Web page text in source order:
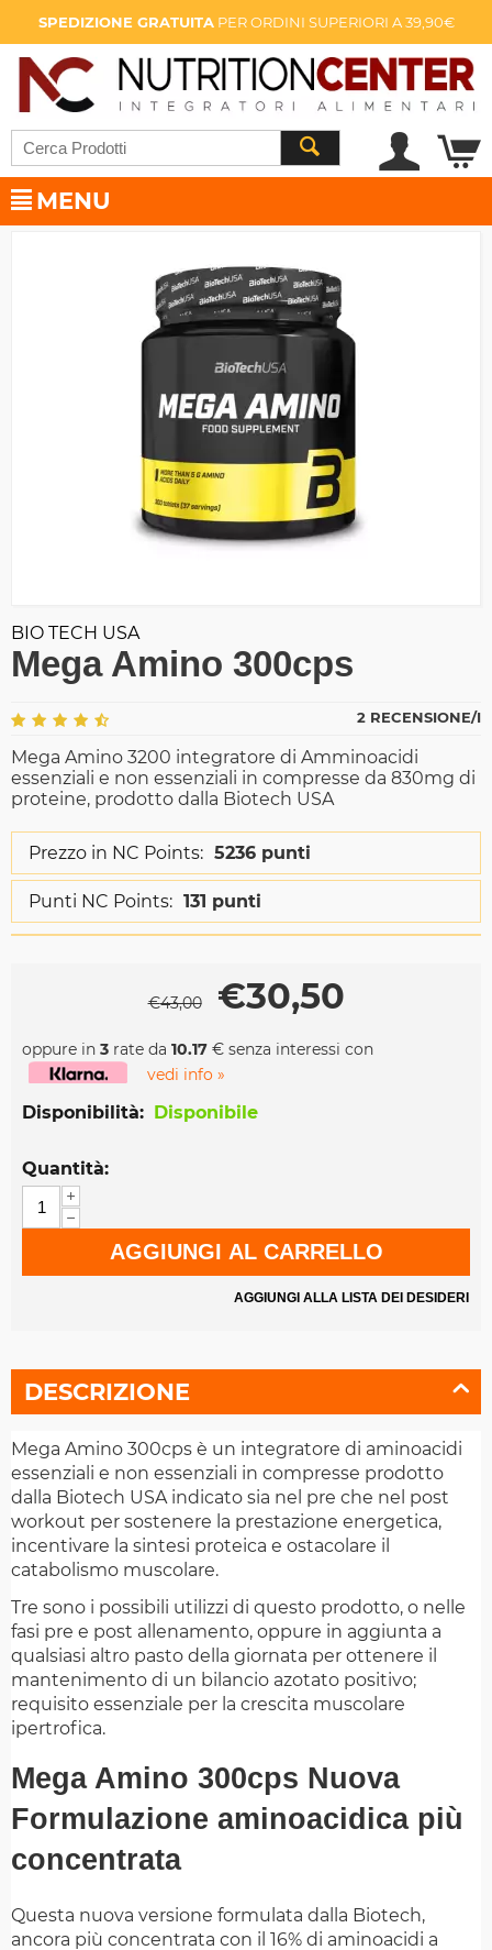
SPEDIZIONE GRATUITAPER ORDINI SUPERIORI A 39,90€
MENU
BIO TECH USA
Mega Amino 300cps
2 RECENSIONE/I
Mega Amino 3200 integratore di Amminoacidi
essenziali e non essenziali in compresse da 830mg di
proteine, prodotto dalla Biotech USA
Prezzo in NC Points: 5236 punti
Punti NC Points: 131 punti
€43,00 €30,50
oppure in 3 rate da 10.17 € senza interessi con
vedi info »
Disponibilità: Disponibile
Quantità:
+
−
AGGIUNGI AL CARRELLO
AGGIUNGI ALLA LISTA DEI DESIDERI
DESCRIZIONE
Mega Amino 300cps è un integratore di aminoacidi
essenziali e non essenziali in compresse prodotto
dalla Biotech USA indicato sia nel pre che nel post
workout per sostenere la prestazione energetica,
incentivare la sintesi proteica e ostacolare il
catabolismo muscolare.
Tre sono i possibili utilizzi di questo prodotto, o nelle
fasi pre e post allenamento, oppure in aggiunta a
qualsiasi altro pasto della giornata per ottenere il
mantenimento di un bilancio azotato positivo;
requisito essenziale per la crescita muscolare
ipertrofica.
Mega Amino 300cps Nuova
Formulazione aminoacidica più
concentrata
Questa nuova versione formulata dalla Biotech,
ancora più concentrata con il 16% di aminoacidi a